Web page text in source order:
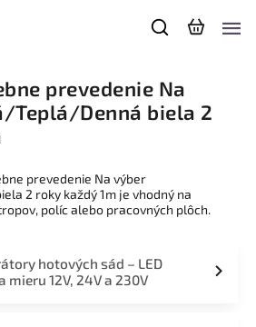
prevedenie Na
Teplá/Denná biela 2
prevedenie Na výber
2 roky každý 1m je vhodný na
políc alebo pracovných plôch.
hotových sád – LED
mieru 12V, 24V a 230V